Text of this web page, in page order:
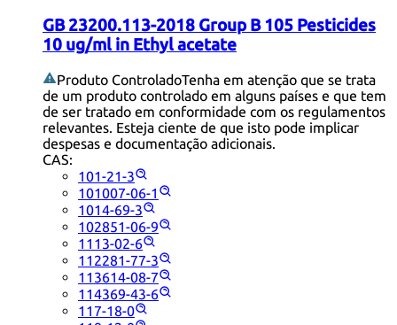
GB 23200.113-2018 Group B 105 Pesticides
10 ug/ml in Ethyl acetate
Produto ControladoTenha em atenção que se trata
de um produto controlado em alguns países e que tem
de ser tratado em conformidade com os regulamentos
relevantes. Esteja ciente de que isto pode implicar
despesas e documentação adicionais.
CAS:
101-21-3
101007-06-1
1014-69-3
102851-06-9
1113-02-6
112281-77-3
113614-08-7
114369-43-6
117-18-0